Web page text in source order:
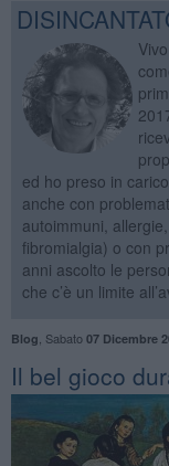
ed ho preso in
anche con
autoimmuni,
fibromialgia) o con
anni ascolto le
che c’è un limite
Blog Sabato 07 Dicembre
​Il bel gioco